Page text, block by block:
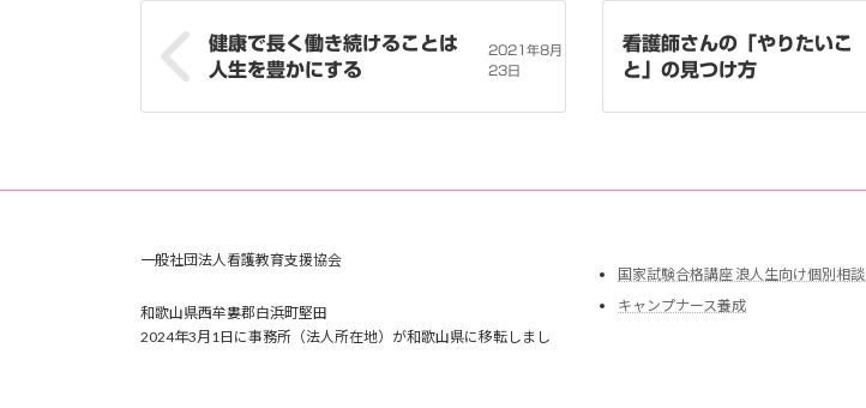
健康で長く働き続けることは
人生を豊かにする
2021年8月
23日
看護師さんの「やりたいこ
と」の見つけ方
一般社団法人看護教育支援協会
和歌山県西牟婁郡白浜町堅田
2024年3月1日に事務所（法人所在地）が和歌山県に移転しまし
国家試験合格講座 浪人生向け個別相談
キャンプナース養成